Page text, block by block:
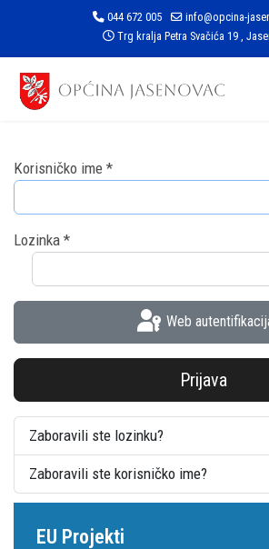
044 672 005
info@opcina-
Trg kralja Petra Svačića 19 ,
Korisničko ime *
Lozinka *
Web
Prijava
Zaboravili ste lozinku?
Zaboravili ste korisničko ime?
EU Projekti